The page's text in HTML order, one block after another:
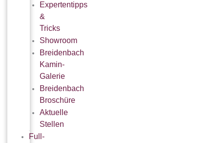
Expertentipps
&
Tricks
Showroom
Breidenbach
Kamin-
Galerie
Breidenbach
Broschüre
Aktuelle
Stellen
Full-